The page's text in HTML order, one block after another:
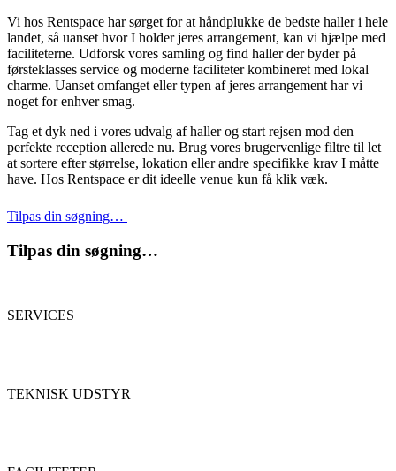
Vi hos Rentspace har sørget for at håndplukke de bedste haller i hele
landet, så uanset hvor I holder jeres arrangement, kan vi hjælpe med
faciliteterne. Udforsk vores samling og find haller der byder på
førsteklasses service og moderne faciliteter kombineret med lokal
charme. Uanset omfanget eller typen af jeres arrangement har vi
noget for enhver smag.
Tag et dyk ned i vores udvalg af haller og start rejsen mod den
perfekte reception allerede nu. Brug vores brugervenlige filtre til let
at sortere efter størrelse, lokation eller andre specifikke krav I måtte
have. Hos Rentspace er dit ideelle venue kun få klik væk.
Tilpas din søgning…
Tilpas din søgning…
SERVICES
TEKNISK UDSTYR